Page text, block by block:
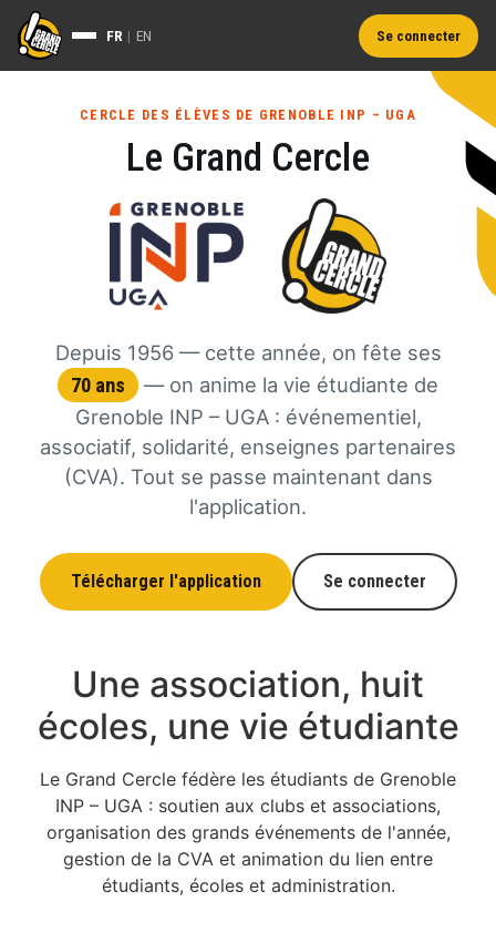
FR | EN Se connecter
CERCLE DES ÉLÈVES DE GRENOBLE INP – UGA
Le Grand Cercle
Depuis 1956 — cette année, on fête ses
70 ans
— on anime la vie étudiante de
Grenoble INP – UGA : événementiel,
associatif, solidarité, enseignes partenaires
(CVA). Tout se passe maintenant dans
l'application.
Télécharger l'application Se connecter
Une association, huit
écoles, une vie étudiante
Le Grand Cercle fédère les étudiants de Grenoble
INP – UGA : soutien aux clubs et associations,
organisation des grands événements de l'année,
gestion de la CVA et animation du lien entre
étudiants, écoles et administration.